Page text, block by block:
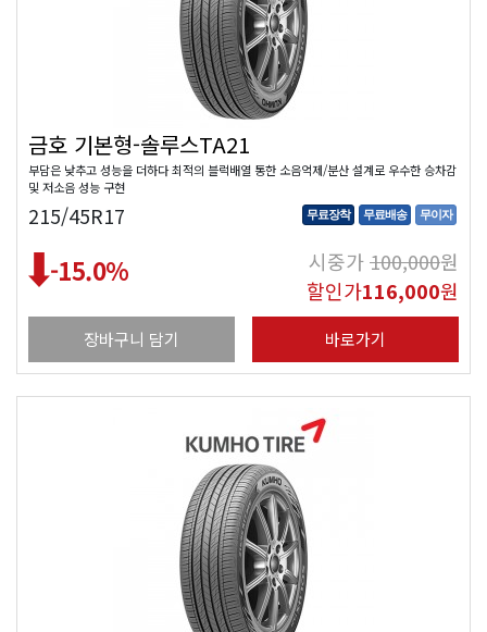
금호 기본형-솔루스TA21
부담은 낮추고 성능을 더하다 최적의 블럭배열 통한 소음억제/분산 설계로 우수한 승차감
및 저소음 성능 구현
215/45R17 무료장착 무료배송 무이자
-15.0% 시중가100,000원
할인가116,000원
장바구니 담기 바로가기